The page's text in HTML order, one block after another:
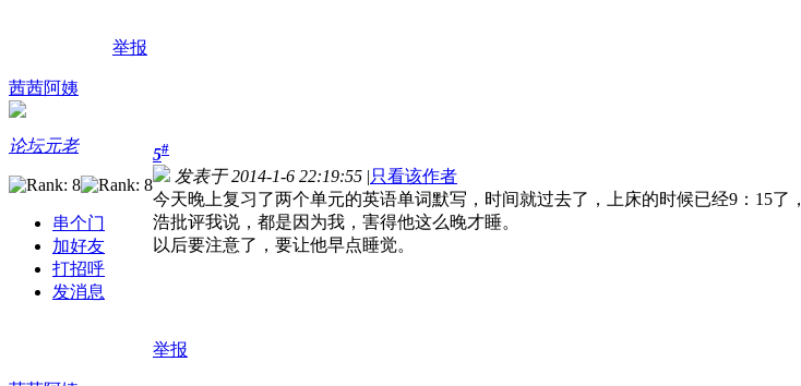
举报
茜茜阿姨
论坛元老
串个门
加好友
打招呼
发消息
5#
发表于 2014-1-6 22:19:55 |只看该作者
今天晚上复习了两个单元的英语单词默写，时间就过去了，上床的时候已经9：15了，
浩批评我说，都是因为我，害得他这么晚才睡。
以后要注意了，要让他早点睡觉。
举报